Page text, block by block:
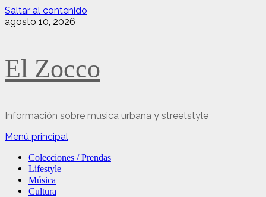
Saltar al contenido
agosto 10, 2026
El Zocco
Información sobre música urbana y streetstyle
Menú principal
Colecciones / Prendas
Lifestyle
Música
Cultura